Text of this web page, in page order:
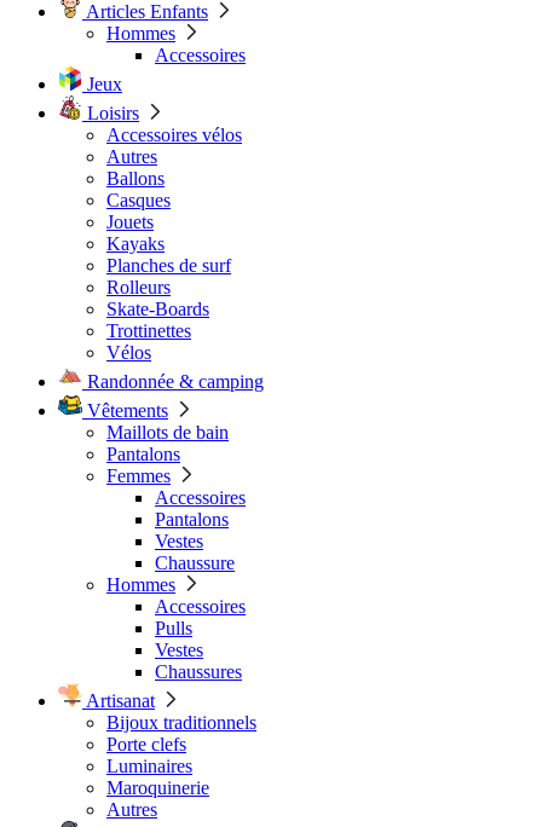
Articles Enfants
Hommes
Accessoires
Jeux
Loisirs
Accessoires vélos
Autres
Ballons
Casques
Jouets
Kayaks
Planches de surf
Rolleurs
Skate-Boards
Trottinettes
Vélos
Randonnée & camping
Vêtements
Maillots de bain
Pantalons
Femmes
Accessoires
Pantalons
Vestes
Chaussure
Hommes
Accessoires
Pulls
Vestes
Chaussures
Artisanat
Bijoux traditionnels
Porte clefs
Luminaires
Maroquinerie
Autres